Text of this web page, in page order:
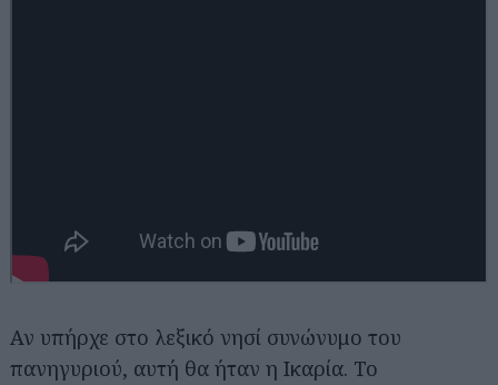
Αν υπήρχε στο λεξικό νησί συνώνυμο του
πανηγυριού, αυτή θα ήταν η Ικαρία. Το